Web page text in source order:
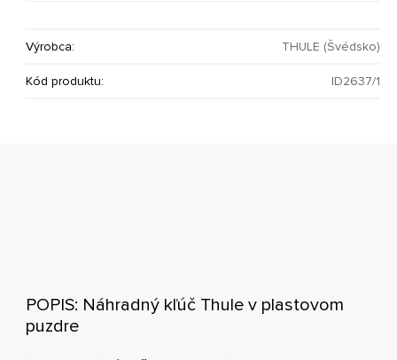
Výrobca: THULE (Švédsko)
Kód produktu: ID2637/1
POPIS: Náhradný kľúč Thule v plastovom
puzdre